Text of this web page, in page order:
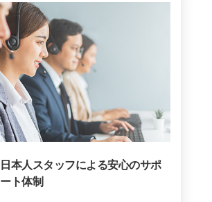
日本人スタッフによる安心のサポ
ート体制